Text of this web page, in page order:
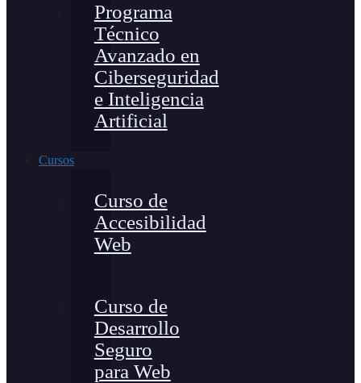
Programa
Técnico
Avanzado en
Ciberseguridad
e Inteligencia
Artificial
Cursos
Curso de
Accesibilidad
Web
Curso de
Desarrollo
Seguro
para Web